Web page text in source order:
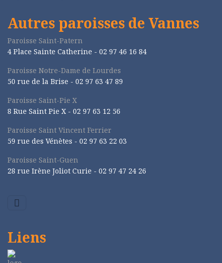
Autres paroisses de Vannes
Paroisse Saint-Patern
4 Place Sainte Catherine - 02 97 46 16 84
Paroisse Notre-Dame de Lourdes
50 rue de la Brise - 02 97 63 47 89
Paroisse Saint-Pie X
8 Rue Saint Pie X - 02 97 63 12 56
Paroisse Saint Vincent Ferrier
59 rue des Vénètes - 02 97 63 22 03
Paroisse Saint-Guen
28 rue Irène Joliot Curie - 02 97 47 24 26
Liens